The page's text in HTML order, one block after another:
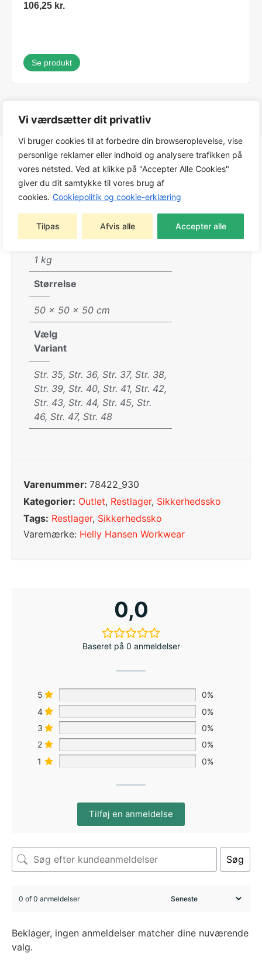
Vi værdsætter dit privatliv
Vi bruger cookies til at forbedre din browseroplevelse, vise
personlige reklamer eller indhold og analysere trafikken på
vores netsted. Ved at klikke på "Accepter Alle Cookies"
giver du dit samtykke til vores brug af
cookies. Cookiepolitik og cookie-erklæring
Tilpas Afvis alle Accepter alle
106,25 kr.
Se produkt
Produktinfo
Vægt
1 kg
Størrelse
50 × 50 × 50 cm
Vælg
Variant
Str. 35, Str. 36, Str. 37, Str. 38,
Str. 39, Str. 40, Str. 41, Str. 42,
Str. 43, Str. 44, Str. 45, Str.
46, Str. 47, Str. 48
Varenummer: 78422_930
Kategorier: Outlet, Restlager, Sikkerhedssko
Tags: Restlager, Sikkerhedssko
Varemærke: Helly Hansen Workwear
0,0
Baseret på 0 anmeldelser
5
0%
4
0%
3
0%
2
0%
1
0%
Tilføj en anmeldelse
Søg
0 of 0 anmeldelser
Beklager, ingen anmeldelser matcher dine nuværende
valg.